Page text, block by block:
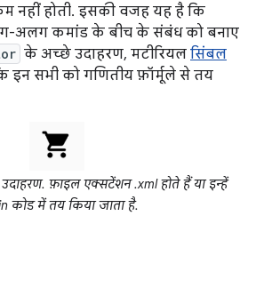
नहीं होती. इसकी वजह यह है कि
अलग कमांड के बीच के संबंध को बनाए
के अच्छे उदाहरण, मटीरियल सिंबल
इन सभी को गणितीय फ़ॉर्मूले से तय
फ़ाइल एक्सटेंशन .xml होते हैं या इन्हें
कोड में तय किया जाता है.